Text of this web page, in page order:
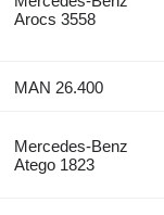
Arocs 3558
MAN 26.400
Mercedes-Benz
Atego 1823